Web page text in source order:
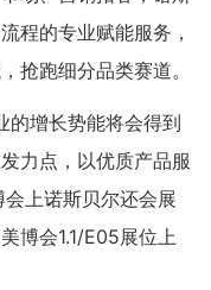
程的专业赋能服务，
抢跑细分品类赛道。
的增长势能将会得到
力点，以优质产品服
上诺斯贝尔还会展
博会1.1/E05展位上